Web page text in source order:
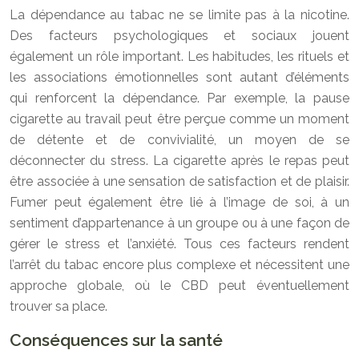
La dépendance au tabac ne se limite pas à la nicotine.
Des facteurs psychologiques et sociaux jouent
également un rôle important. Les habitudes, les rituels et
les associations émotionnelles sont autant d’éléments
qui renforcent la dépendance. Par exemple, la pause
cigarette au travail peut être perçue comme un moment
de détente et de convivialité, un moyen de se
déconnecter du stress. La cigarette après le repas peut
être associée à une sensation de satisfaction et de plaisir.
Fumer peut également être lié à l’image de soi, à un
sentiment d’appartenance à un groupe ou à une façon de
gérer le stress et l’anxiété. Tous ces facteurs rendent
l’arrêt du tabac encore plus complexe et nécessitent une
approche globale, où le CBD peut éventuellement
trouver sa place.
Conséquences sur la santé